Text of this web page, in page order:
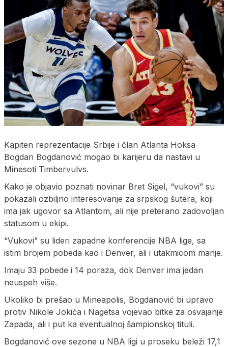
Kapiten reprezentacije Srbije i član Atlanta Hoksa
Bogdan Bogdanović mogao bi karijeru da nastavi u
Minesoti Timbervulvs.
Kako je objavio poznati novinar Bret Sigel, “vukovi” su
pokazali ozbiljno interesovanje za srpskog šutera, koji
ima jak ugovor sa Atlantom, ali nije preterano zadovoljan
statusom u ekipi.
“Vukovi” su lideri zapadne konferencije NBA lige, sa
istim brojem pobeda kao i Denver, ali i utakmicom manje.
Imaju 33 pobede i 14 poraza, dok Denver ima jedan
neuspeh više.
Ukoliko bi prešao u Mineapolis, Bogdanović bi upravo
protiv Nikole Jokića i Nagetsa vojevao bitke za osvajanje
Zapada, ali i put ka eventualnoj šampionskoj tituli.
Bogdanović ove sezone u NBA ligi u proseku beleži 17,1